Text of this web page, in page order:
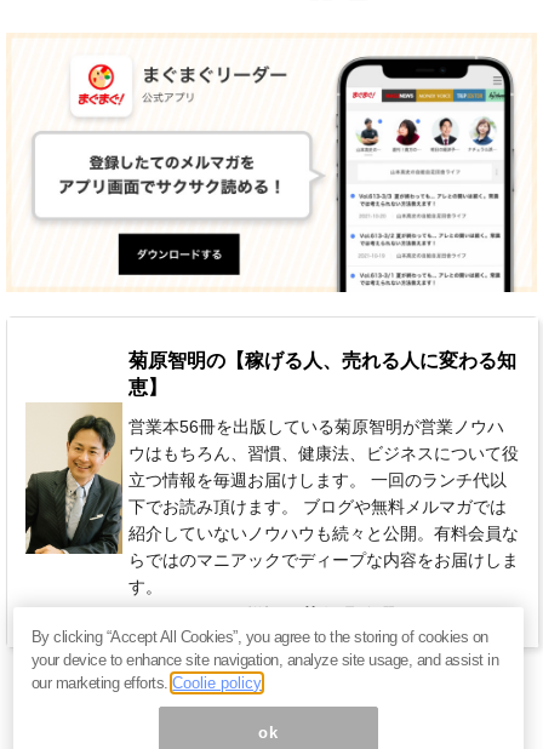
菊原智明の【稼げる人、売れる人に変わる知
恵】
営業本56冊を出版している菊原智明が営業ノウハ
ウはもちろん、習慣、健康法、ビジネスについて役
立つ情報を毎週お届けします。 一回のランチ代以
下でお読み頂けます。 ブログや無料メルマガでは
紹介していないノウハウも続々と公開。有料会員な
らではのマニアックでディープな内容をお届けしま
す。
By clicking “Accept All Cookies”, you agree to the storing of cookies on
your device to enhance site navigation, analyze site usage, and assist in
our marketing efforts.Coolie policy
ok